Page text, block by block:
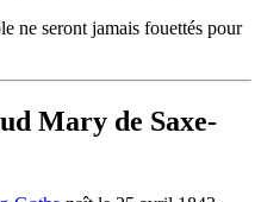
ne seront jamais fouettés pour
Mary de Saxe-